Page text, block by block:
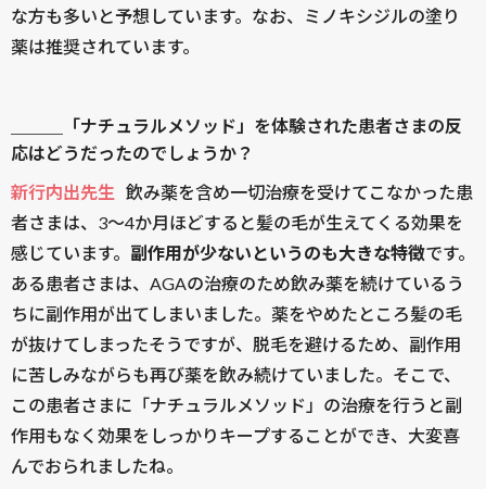
な方も多いと予想しています。なお、ミノキシジルの塗り
薬は推奨されています。
＿＿＿「ナチュラルメソッド」を体験された患者さまの反
応はどうだったのでしょうか？
新行内出先生 飲み薬を含め一切治療を受けてこなかった患
者さまは、3〜4か月ほどすると髪の毛が生えてくる効果を
感じています。 副作用が少ないというのも大きな特徴です。
ある患者さまは、AGAの治療のため飲み薬を続けているう
ちに副作用が出てしまいました。薬をやめたところ髪の毛
が抜けてしまったそうですが、脱毛を避けるため、副作用
に苦しみながらも再び薬を飲み続けていました。そこで、
この患者さまに「ナチュラルメソッド」の治療を行うと副
作用もなく効果をしっかりキープすることができ、大変喜
んでおられましたね。